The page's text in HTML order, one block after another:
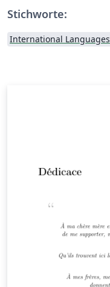
Stichworte:
International Languages